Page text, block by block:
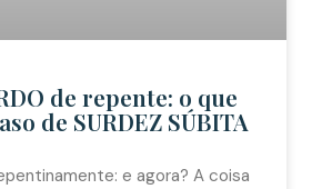
de repente: o que
de SURDEZ SÚBITA
e agora? A coisa